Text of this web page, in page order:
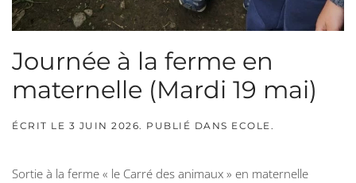
Journée à la ferme en
maternelle (Mardi 19 mai)
ÉCRIT LE 3 JUIN 2026. PUBLIÉ DANS ECOLE.
Sortie à la ferme « le Carré des animaux » en maternelle